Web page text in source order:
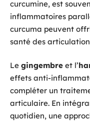
curcumine, est
inflammatoires
curcuma peuvent
santé des
Le gingembre et l’
effets anti-
compléter un
articulaire. En
quotidien, une